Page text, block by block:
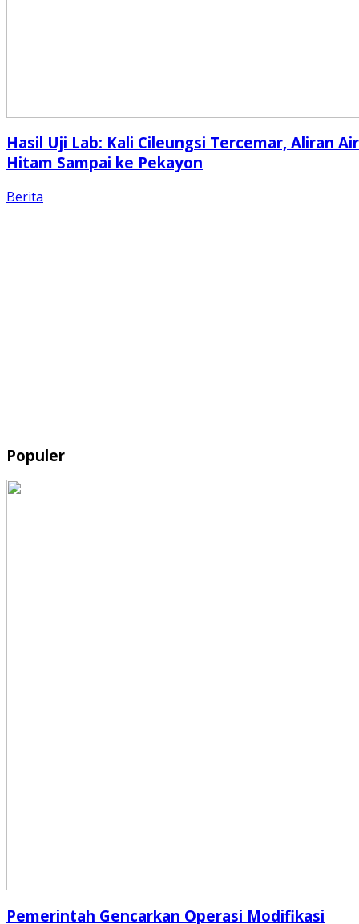
Hasil Uji Lab: Kali Cileungsi Tercemar, Aliran Air
Hitam Sampai ke Pekayon
Berita
Populer
Pemerintah Gencarkan Operasi Modifikasi